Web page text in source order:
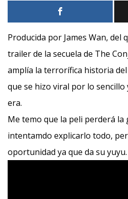
Producida por James Wan, del
trailer de la secuela de The
amplía la terrorífica historia
que se hizo viral por lo
era.
Me temo que la peli perderá la
intentamdo explicarlo todo,
oportunidad ya que da su yuyu.